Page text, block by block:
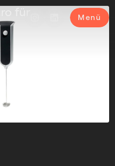
Menü